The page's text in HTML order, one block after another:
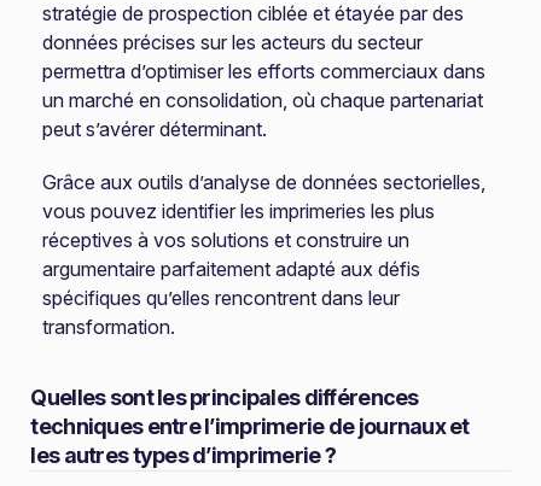
stratégie de prospection ciblée et étayée par des
données précises sur les acteurs du secteur
permettra d’optimiser les efforts commerciaux dans
un marché en consolidation, où chaque partenariat
peut s’avérer déterminant.
Grâce aux outils d’analyse de données sectorielles,
vous pouvez identifier les imprimeries les plus
réceptives à vos solutions et construire un
argumentaire parfaitement adapté aux défis
spécifiques qu’elles rencontrent dans leur
transformation.
Quelles sont les principales différences
techniques entre l’imprimerie de journaux et
les autres types d’imprimerie ?